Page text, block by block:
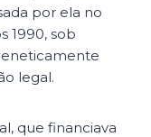
por ela no
1990, sob
legal.
que financiava